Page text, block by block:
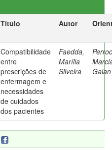
Título Autor
Compatibilidade
entre
prescrições de
enfermagem e
necessidades
de cuidados
dos pacientes
Faedda,
Marília
Silveira
Galan